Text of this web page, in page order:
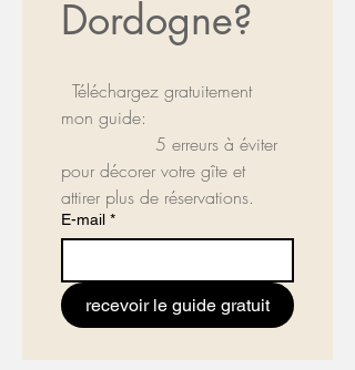
Dordogne?
  Téléchargez gratuitement
mon guide:
                 5 erreurs à éviter
pour décorer votre gîte et
attirer plus de réservations.
E-mail *
recevoir le guide gratuit